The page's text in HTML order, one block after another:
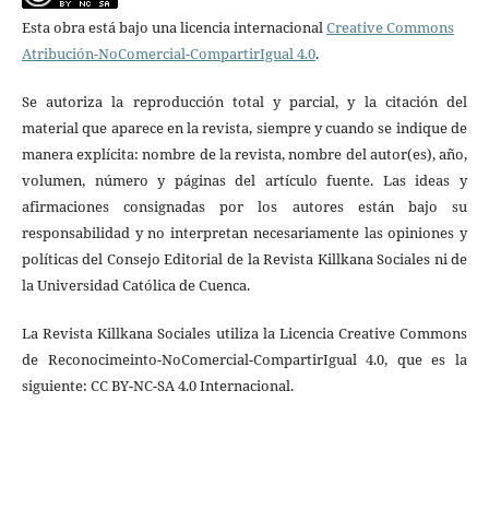
Esta obra está bajo una licencia internacionalCreative Commons
Atribución-NoComercial-CompartirIgual 4.0.
Se autoriza la reproducción total y parcial, y la citación del
material que aparece en la revista, siempre y cuando se indique de
manera explícita: nombre de la revista, nombre del autor(es), año,
volumen, número y páginas del artículo fuente. Las ideas y
afirmaciones consignadas por los autores están bajo su
responsabilidad y no interpretan necesariamente las opiniones y
políticas del Consejo Editorial de la Revista Killkana Sociales ni de
la Universidad Católica de Cuenca.
La Revista Killkana Sociales utiliza la Licencia Creative Commons
de Reconocimeinto-NoComercial-CompartirIgual 4.0, que es la
siguiente: CC BY-NC-SA 4.0 Internacional.